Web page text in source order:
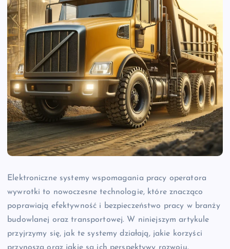
Elektroniczne systemy wspomagania pracy operatora
wywrotki to nowoczesne technologie, które znacząco
poprawiają efektywność i bezpieczeństwo pracy w branży
budowlanej oraz transportowej. W niniejszym artykule
przyjrzymy się, jak te systemy działają, jakie korzyści
przynoszą oraz jakie są ich perspektywy rozwoju.